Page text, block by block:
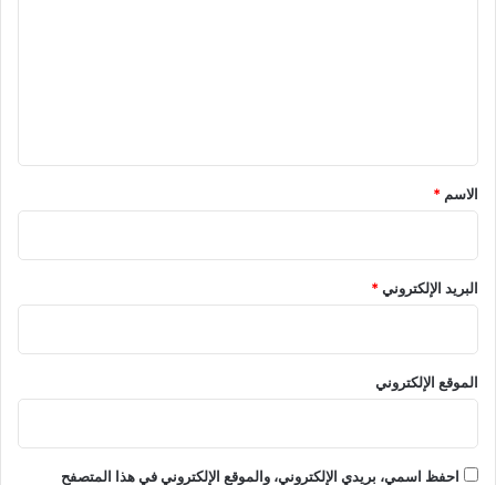
*
الاسم *
البريد الإلكتروني*
الموقع الإلكتروني
احفظ اسمي، بريدي الإلكتروني، والموقع الإلكتروني في هذا المتصفح